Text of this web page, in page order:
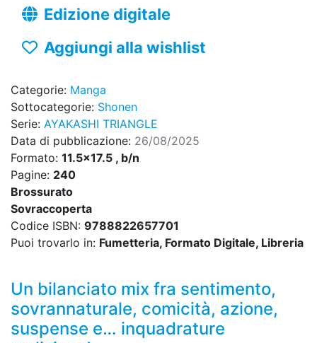
Edizione digitale
Aggiungi alla wishlist
Categorie: Manga
Sottocategorie: Shonen
Serie: AYAKASHI TRIANGLE
Data di pubblicazione: 26/08/2025
Formato: 11.5x17.5 , b/n
Pagine: 240
Brossurato
Sovraccoperta
Codice ISBN: 9788822657701
Puoi trovarlo in: Fumetteria, Formato Digitale, Libreria
Un bilanciato mix fra sentimento,
sovrannaturale, comicità, azione,
suspense e… inquadrature